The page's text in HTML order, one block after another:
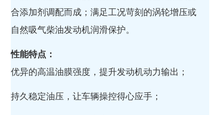
合添加剂调配而成；满足工况苛刻的涡轮增压或
自然吸气柴油发动机润滑保护。
性能特点：
优异的高温油膜强度，提升发动机动力输出；
持久稳定油压，让车辆操控得心应手；